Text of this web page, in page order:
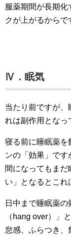
服薬期間が長期
クが上がるからで
Ⅳ．眠気
当たり前ですが、
れは副作用となっ
寝る前に睡眠薬を
ンの「効果」で
間になってもま
い」となるとこれ
日中まで睡眠薬
（hang over）」
怠感、ふらつき、